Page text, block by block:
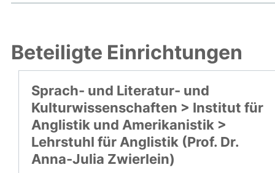
Beteiligte Einrichtungen
Sprach- und Literatur- und
Kulturwissenschaften > Institut für
Anglistik und Amerikanistik >
Lehrstuhl für Anglistik (Prof. Dr.
Anna-Julia Zwierlein)